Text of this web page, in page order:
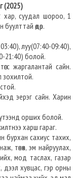
(2025)
хар, суудал шороо, 1
буулттай өдөр.
луу(07:40-09:40),
21:40) болой.
жаргалантай сайн.
зохилтой.
эерэг сайн. Харин
орших болой.
харш гараг.
бурхан сахиус тахих,
төнөх, эм найруулах,
мод таслах, газар
дээл хувцас, гэр орны